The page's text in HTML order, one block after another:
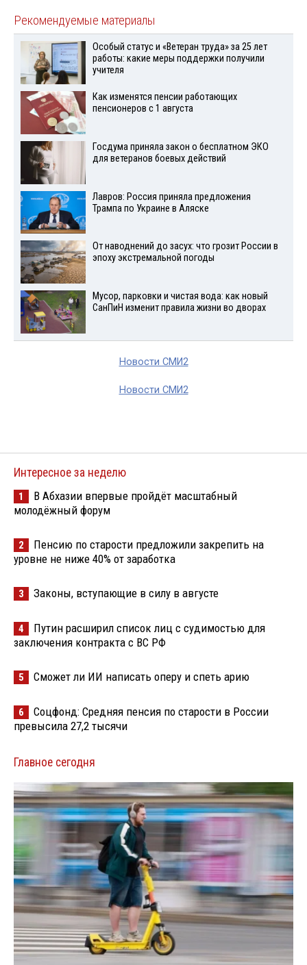
Рекомендуемые материалы
Особый статус и «Ветеран труда» за 25 лет
работы: какие меры поддержки получили
учителя
Как изменятся пенсии работающих
пенсионеров с 1 августа
Госдума приняла закон о бесплатном ЭКО
для ветеранов боевых действий
Лавров: Россия приняла предложения
Трампа по Украине в Аляске
От наводнений до засух: что грозит России в
эпоху экстремальной погоды
Мусор, парковки и чистая вода: как новый
СанПиН изменит правила жизни во дворах
Новости СМИ2
Новости СМИ2
Интересное за неделю
1
В Абхазии впервые пройдёт масштабный
молодёжный форум
2
Пенсию по старости предложили закрепить на
уровне не ниже 40% от заработка
3 Законы, вступающие в силу в августе
4
Путин расширил список лиц с судимостью для
заключения контракта с ВС РФ
5 Сможет ли ИИ написать оперу и спеть арию
6
Соцфонд: Средняя пенсия по старости в России
превысила 27,2 тысячи
Главное сегодня